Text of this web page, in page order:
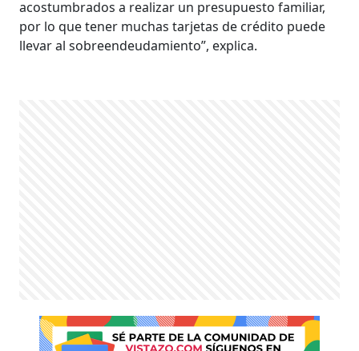
acostumbrados a realizar un presupuesto familiar,
por lo que tener muchas tarjetas de crédito puede
llevar al sobreendeudamiento”, explica.